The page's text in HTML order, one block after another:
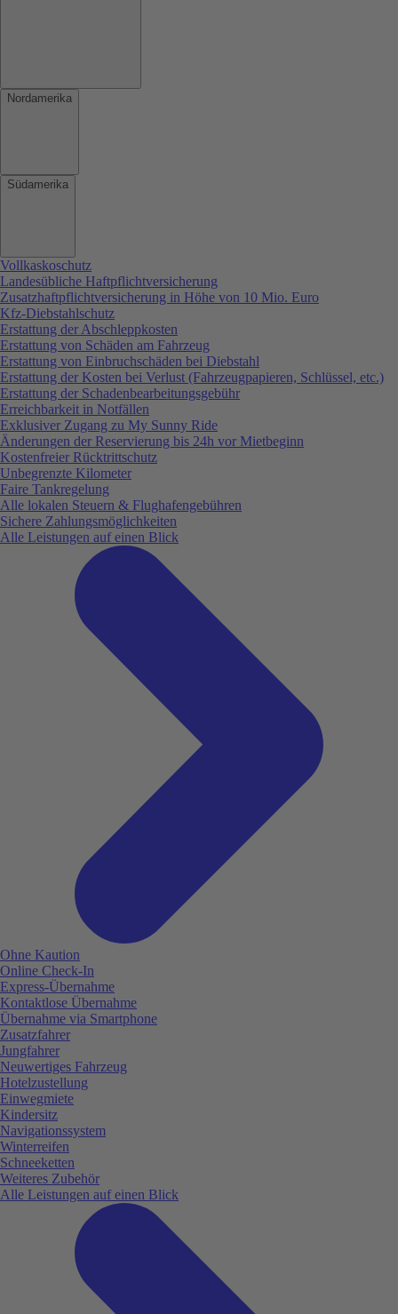
Nordamerika
Südamerika
Vollkaskoschutz
Landesübliche Haftpflichtversicherung
Zusatzhaftpflichtversicherung in Höhe von 10 Mio. Euro
Kfz-Diebstahlschutz
Erstattung der Abschleppkosten
Erstattung von Schäden am Fahrzeug
Erstattung von Einbruchschäden bei Diebstahl
Erstattung der Kosten bei Verlust (Fahrzeugpapieren, Schlüssel, etc.)
Erstattung der Schadenbearbeitungsgebühr
Erreichbarkeit in Notfällen
Exklusiver Zugang zu My Sunny Ride
Änderungen der Reservierung bis 24h vor Mietbeginn
Kostenfreier Rücktrittschutz
Unbegrenzte Kilometer
Faire Tankregelung
Alle lokalen Steuern & Flughafengebühren
Sichere Zahlungsmöglichkeiten
Alle Leistungen auf einen Blick
Ohne Kaution
Online Check-In
Express-Übernahme
Kontaktlose Übernahme
Übernahme via Smartphone
Zusatzfahrer
Jungfahrer
Neuwertiges Fahrzeug
Hotelzustellung
Einwegmiete
Kindersitz
Navigationssystem
Winterreifen
Schneeketten
Weiteres Zubehör
Alle Leistungen auf einen Blick